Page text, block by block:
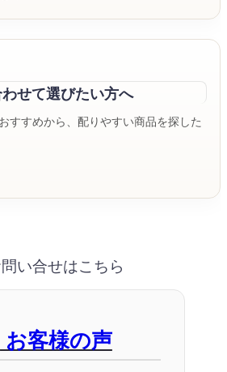
せて選びたい方へ
すすめから、配りやすい商品を探した
い合せはこちら
お客様の声